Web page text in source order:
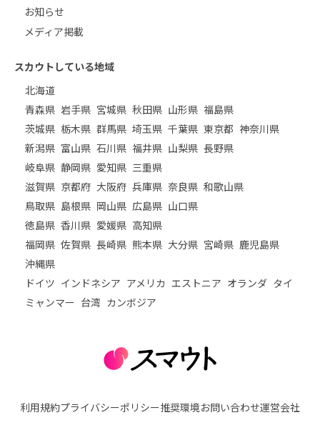
お知らせ
メディア掲載
スカウトしている地域
北海道
青森県 岩手県 宮城県 秋田県 山形県 福島県
茨城県 栃木県 群馬県 埼玉県 千葉県 東京都 神奈川県
新潟県 富山県 石川県 福井県 山梨県 長野県
岐阜県 静岡県 愛知県 三重県
滋賀県 京都府 大阪府 兵庫県 奈良県 和歌山県
鳥取県 島根県 岡山県 広島県 山口県
徳島県 香川県 愛媛県 高知県
福岡県 佐賀県 長崎県 熊本県 大分県 宮崎県 鹿児島県
沖縄県
ドイツ インドネシア アメリカ エストニア オランダ タイ
ミャンマー 台湾 カンボジア
利用規約プライバシーポリシー推奨環境お問い合わせ運営会社